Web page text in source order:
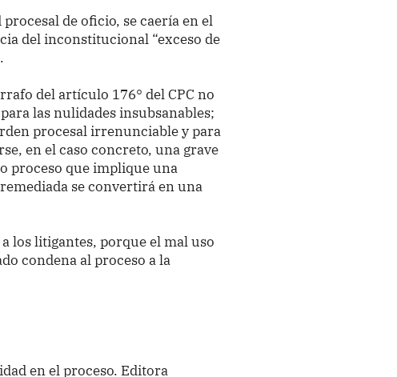
de oficio, se caería en el
del inconstitucional “exceso de
del artículo 176° del CPC no
las nulidades insubsanables;
procesal irrenunciable y para
en el caso concreto, una grave
proceso que implique una
se convertirá en una
los litigantes, porque el mal uso
condena al proceso a la
en el proceso. Editora